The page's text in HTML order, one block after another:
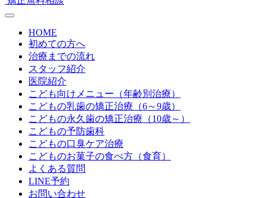
HOME
初めての方へ
治療までの流れ
スタッフ紹介
医院紹介
こども向けメニュー（年齢別治療）
こどもの乳歯の矯正治療（6～9歳）
こどもの永久歯の矯正治療（10歳～）
こどもの予防歯科
こどもの口臭ケア治療
こどものお菓子の食べ方（食育）
よくある質問
LINE予約
お問い合わせ